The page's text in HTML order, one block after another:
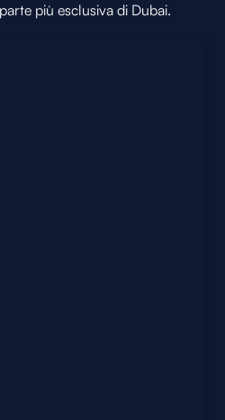
più esclusiva di Dubai.